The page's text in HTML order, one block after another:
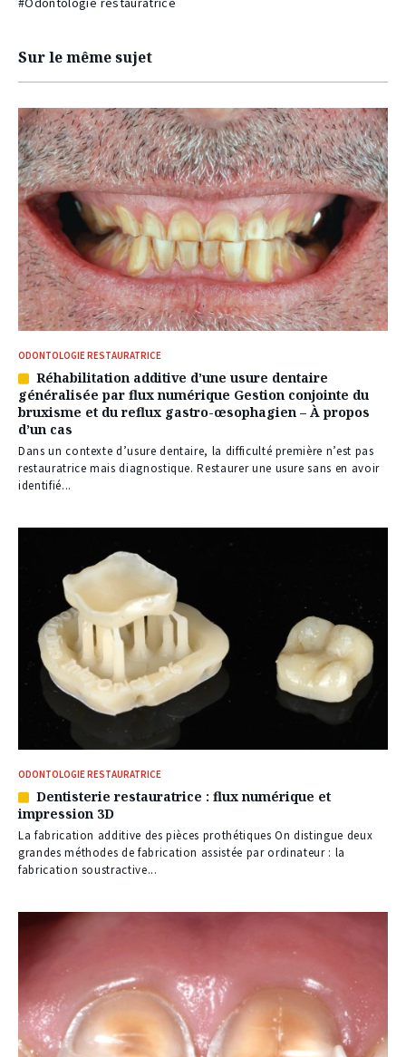
Sur le même sujet
ODONTOLOGIE RESTAURATRICE
Article
réservé
à
nos
abonnés
Réhabilitation additive d’une usure dentaire
généralisée par flux numérique Gestion conjointe du
bruxisme et du reflux gastro-œsophagien – À propos
d’un cas
Dans un contexte d’usure dentaire, la difficulté première n’est pas
restauratrice mais diagnostique. Restaurer une usure sans en avoir
identifié...
ODONTOLOGIE RESTAURATRICE
Article
réservé
à
nos
abonnés
Dentisterie restauratrice : flux numérique et
impression 3D
La fabrication additive des pièces prothétiques On distingue deux
grandes méthodes de fabrication assistée par ordinateur : la
fabrication soustractive...